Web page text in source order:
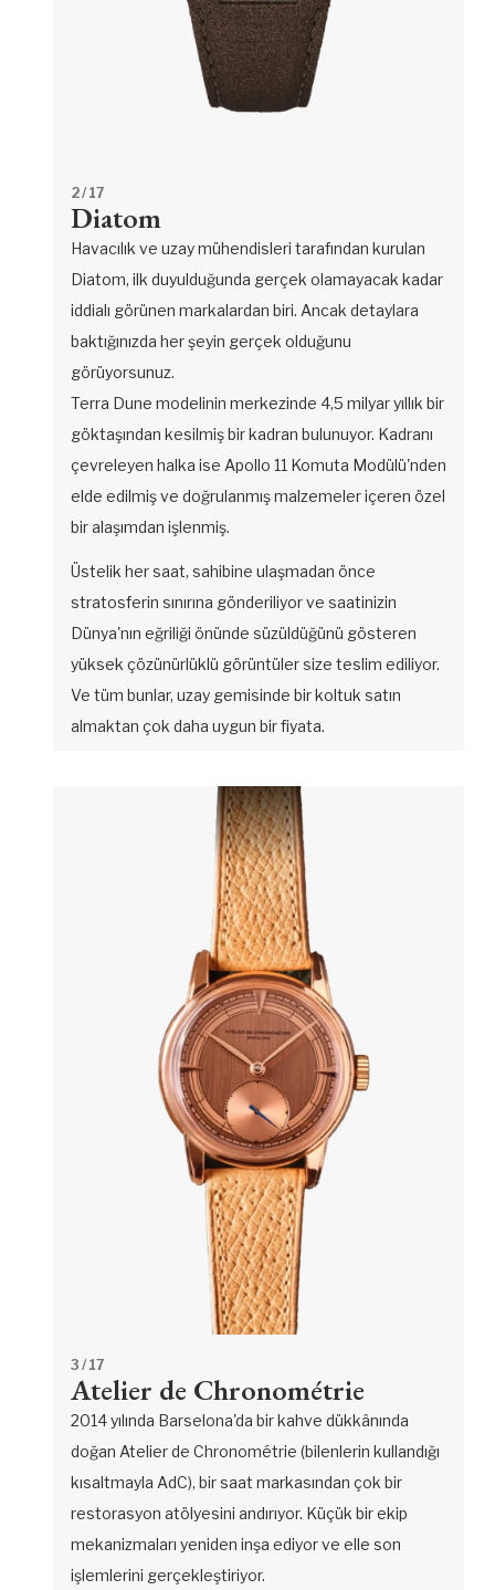
2/ 17
Diatom
Havacılık ve uzay mühendisleri tarafından kurulan
Diatom, ilk duyulduğunda gerçek olamayacak kadar
iddialı görünen markalardan biri. Ancak detaylara
baktığınızda her şeyin gerçek olduğunu
görüyorsunuz.
Terra Dune modelinin merkezinde 4,5 milyar yıllık bir
göktaşından kesilmiş bir kadran bulunuyor. Kadranı
çevreleyen halka ise Apollo 11 Komuta Modülü'nden
elde edilmiş ve doğrulanmış malzemeler içeren özel
bir alaşımdan işlenmiş.
Üstelik her saat, sahibine ulaşmadan önce
stratosferin sınırına gönderiliyor ve saatinizin
Dünya'nın eğriliği önünde süzüldüğünü gösteren
yüksek çözünürlüklü görüntüler size teslim ediliyor.
Ve tüm bunlar, uzay gemisinde bir koltuk satın
almaktan çok daha uygun bir fiyata.
3 / 17
Atelier de Chronométrie
2014 yılında Barselona'da bir kahve dükkânında
doğan Atelier de Chronométrie (bilenlerin kullandığı
kısaltmayla AdC), bir saat markasından çok bir
restorasyon atölyesini andırıyor. Küçük bir ekip
mekanizmaları yeniden inşa ediyor ve elle son
işlemlerini gerçekleştiriyor.